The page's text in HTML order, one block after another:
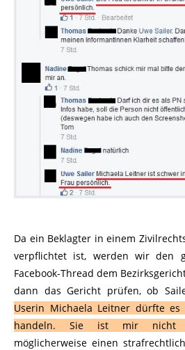
Da ein Beklagter in einem
verpflichtet ist, werden wir den
Facebook-Thread dem
dann das Gericht prüfen, ob
Userin Michaela Leitner dürfte es
handeln. Sie ist mir nicht
möglicherweise einen